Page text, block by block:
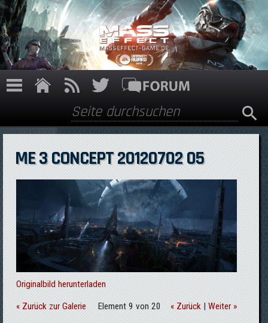
Direkt zum Inhalt
Suchformular
Suche
ME 3 CONCEPT 20120702 05
Originalbild herunterladen
« Zurück zur Galerie Element 9 von 20 « Zurück|Weiter »